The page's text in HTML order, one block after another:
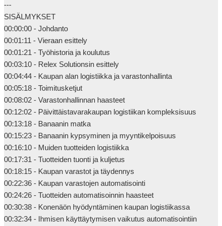
---
SISÄLMYKSET
00:00:00 - Johdanto
00:01:11 - Vieraan esittely
00:01:21 - Työhistoria ja koulutus
00:03:10 - Relex Solutionsin esittely
00:04:44 - Kaupan alan logistiikka ja varastonhallinta
00:05:18 - Toimitusketjut
00:08:02 - Varastonhallinnan haasteet
00:12:02 - Päivittäistavarakaupan logistiikan kompleksisuus
00:13:18 - Banaanin matka
00:15:23 - Banaanin kypsyminen ja myyntikelpoisuus
00:16:10 - Muiden tuotteiden logistiikka
00:17:31 - Tuotteiden tuonti ja kuljetus
00:18:15 - Kaupan varastot ja täydennys
00:22:36 - Kaupan varastojen automatisointi
00:24:26 - Tuotteiden automatisoinnin haasteet
00:30:38 - Konenäön hyödyntäminen kaupan logistiikassa
00:32:34 - Ihmisen käyttäytymisen vaikutus automatisointiin